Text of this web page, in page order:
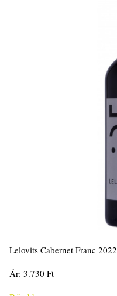
Lelovits Cabernet Franc 2022
Ár: 3.730 Ft